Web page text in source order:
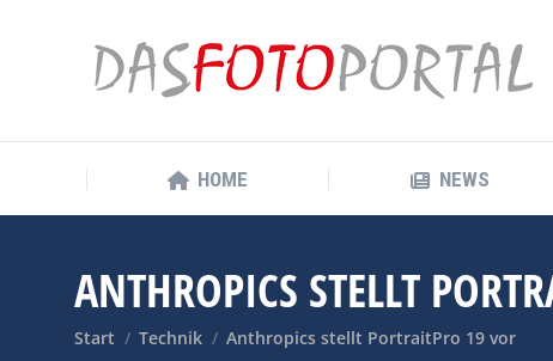
HOME NEWS
ANTHROPICS STELLT
Sie befinden sich hier:
Start Technik Anthropics stellt PortraitPro 19 vor
HOME NEWS